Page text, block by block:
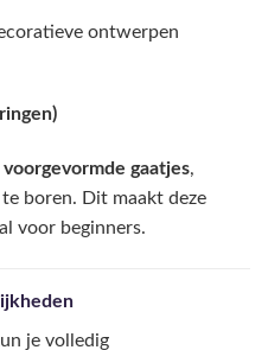
ontwerpen
voorgevormde gaatjes,
boren. Dit maakt deze
voor beginners.
je volledig